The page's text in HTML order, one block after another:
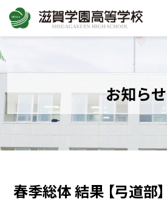
お知らせ
春季総体 結果 【弓道部】